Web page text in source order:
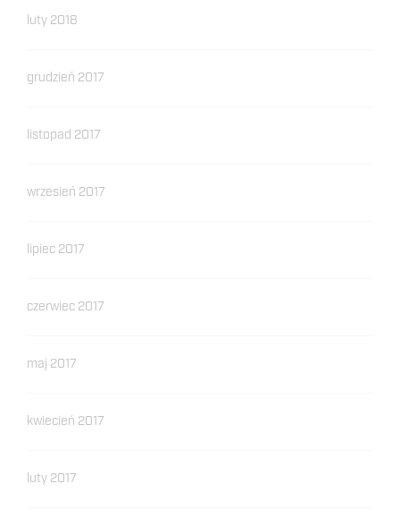
luty 2018
grudzień 2017
listopad 2017
wrzesień 2017
lipiec 2017
czerwiec 2017
maj 2017
kwiecień 2017
luty 2017